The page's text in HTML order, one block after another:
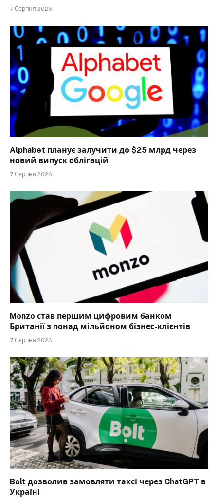
7 Серпня 2026
Alphabet планує залучити до $25 млрд через
новий випуск облігацій
7 Серпня 2026
Monzo став першим цифровим банком
Британії з понад мільйоном бізнес-клієнтів
7 Серпня 2026
Bolt дозволив замовляти таксі через ChatGPT в
Україні